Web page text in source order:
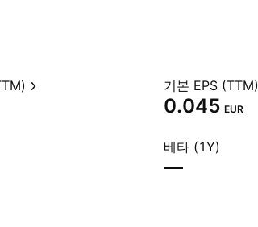
기본 EPS (TTM)
0.045 EUR
베타 (1Y)
—